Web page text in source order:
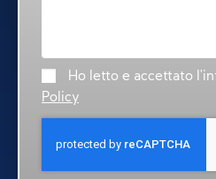
Ho letto e accettato
Policy